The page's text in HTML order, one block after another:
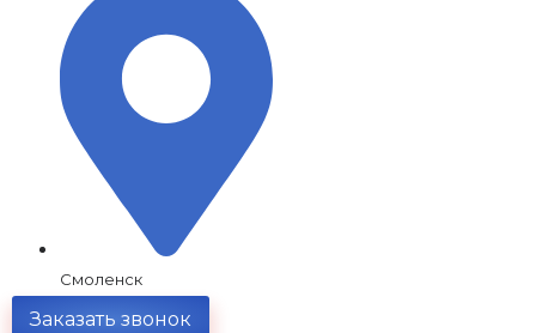
Смоленск
Заказать звонок